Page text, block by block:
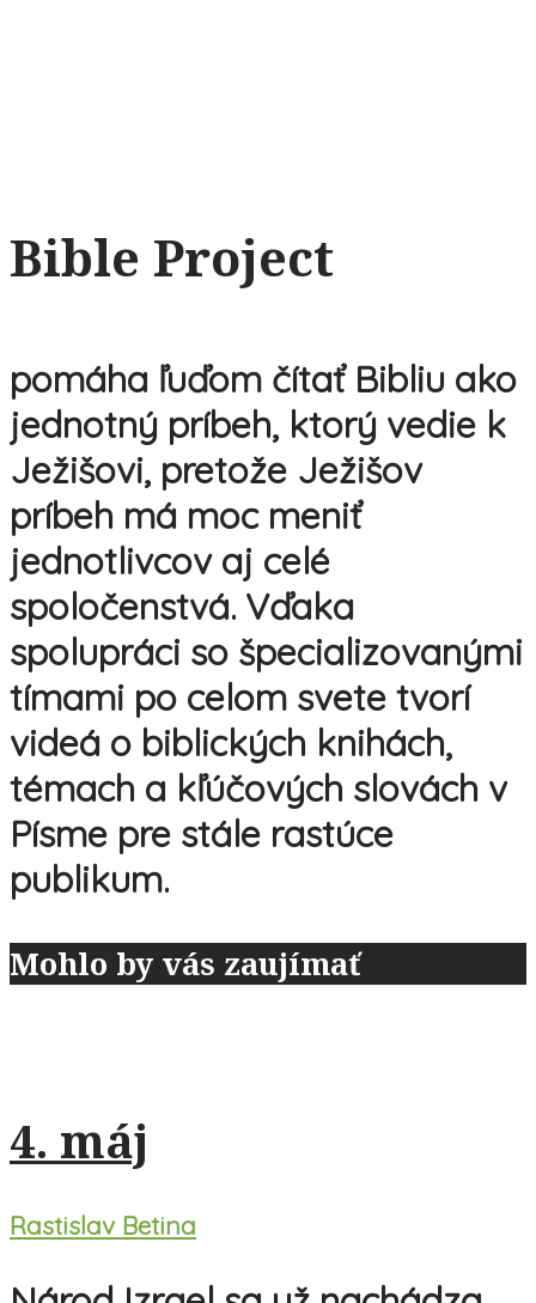
Bible Project
pomáha ľuďom čítať Bibliu ako
jednotný príbeh, ktorý vedie k
Ježišovi, pretože Ježišov
príbeh má moc meniť
jednotlivcov aj celé
spoločenstvá. Vďaka
spolupráci so špecializovanými
tímami po celom svete tvorí
videá o biblických knihách,
témach a kľúčových slovách v
Písme pre stále rastúce
publikum.
Mohlo by vás zaujímať
4. máj
Rastislav Betina